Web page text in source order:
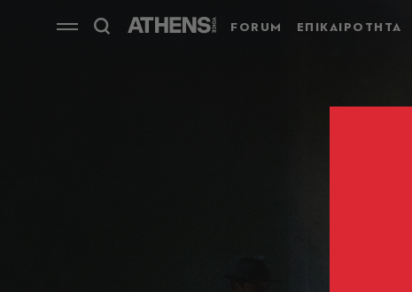
FORUM ΕΠΙΚΑΙΡΟΤΗΤΑ